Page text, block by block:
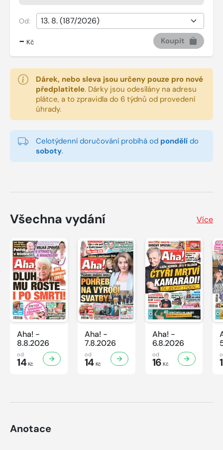
Od:
- Kč Koupit
Dárek, nebo sleva jsou určeny pouze pro nové
předplatitele. Dárky jsou odesílány na adresu
plátce, a to zpravidla do 6 týdnů od provedení
úhrady.
Celotýdenní doručování probíhá od pondělí do
soboty.
Všechna vydání Více
Aha! -
8.8.2026
od
14Kč
Aha! -
7.8.2026
od
14Kč
Aha! -
6.8.2026
od
16 Kč
Anotace